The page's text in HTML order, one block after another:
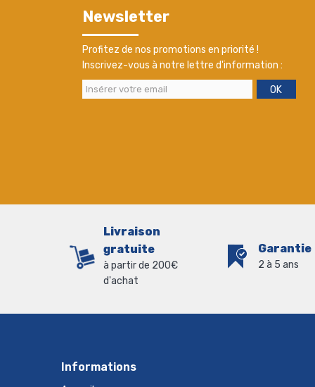
Newsletter
Profitez de nos promotions en priorité !
Inscrivez-vous à notre lettre d'information :
OK
Livraison
gratuite
à partir de 200€
d'achat
Garantie
2 à 5 ans
Informations